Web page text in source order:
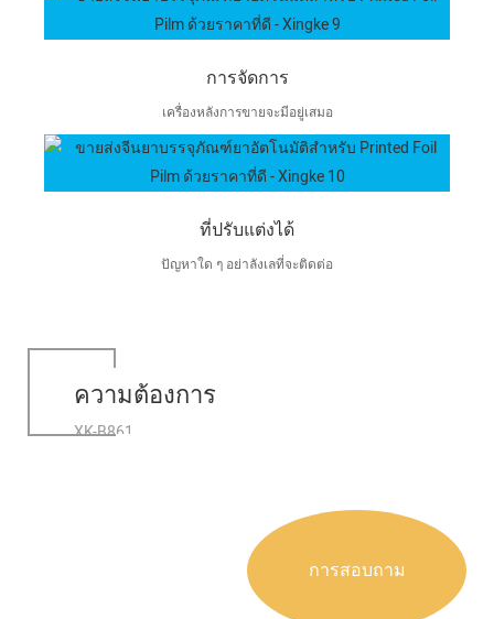
การจัดการ
เครื่องหลังการขายจะมีอยู่เสมอ
ที่ปรับแต่งได้
ปัญหาใด ๆ อย่าลังเลที่จะติดต่อ
ความต้องการ
XK-B861
การสอบถาม